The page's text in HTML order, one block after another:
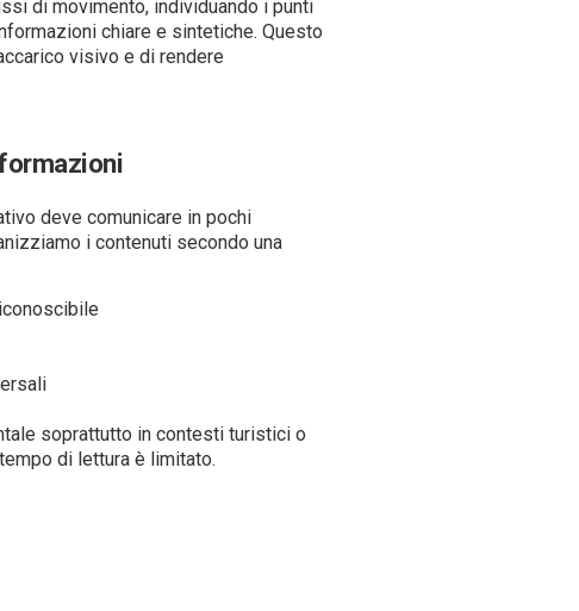
di movimento, individuando i punti
chiare e sintetiche. Questo
visivo e di rendere
deve comunicare in pochi
i contenuti secondo una
soprattutto in contesti turistici o
di lettura è limitato.